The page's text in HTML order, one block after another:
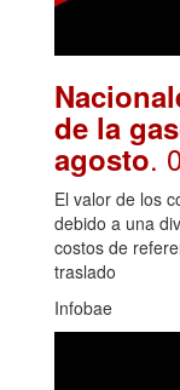
de la
agosto.
El valor de los
debido a una
costos de
traslado
Infobae